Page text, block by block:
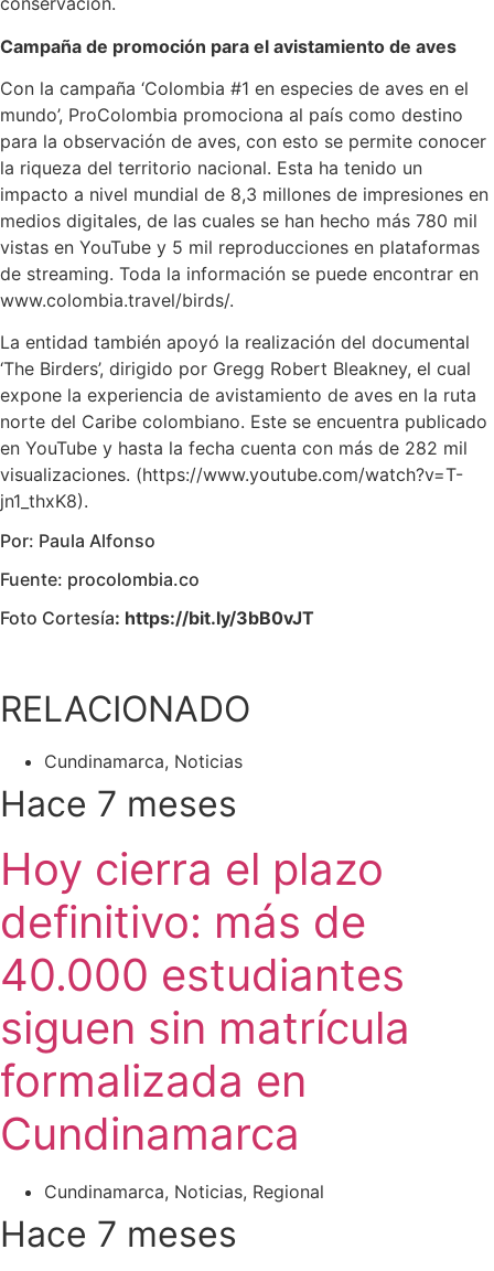
Campaña de promoción para el avistamiento de aves
Con la campaña ‘Colombia #1 en especies de aves en el
mundo’, ProColombia promociona al país como destino
para la observación de aves, con esto se permite conocer
la riqueza del territorio nacional. Esta ha tenido un
impacto a nivel mundial de 8,3 millones de impresiones en
medios digitales, de las cuales se han hecho más 780 mil
vistas en YouTube y 5 mil reproducciones en plataformas
de streaming. Toda la información se puede encontrar en
www.colombia.travel/birds/.
La entidad también apoyó la realización del documental
‘The Birders’, dirigido por Gregg Robert Bleakney, el cual
expone la experiencia de avistamiento de aves en la ruta
norte del Caribe colombiano. Este se encuentra publicado
en YouTube y hasta la fecha cuenta con más de 282 mil
visualizaciones. (https://www.youtube.com/watch?v=T-
jn1_thxK8).
Por: Paula Alfonso
Fuente: procolombia.co
Foto Cortesía: https://bit.ly/3bB0vJT
RELACIONADO
Cundinamarca, Noticias
Hace 7 meses
Hoy cierra el plazo
definitivo: más de
40.000 estudiantes
siguen sin matrícula
formalizada en
Cundinamarca
Cundinamarca, Noticias, Regional
Hace 7 meses